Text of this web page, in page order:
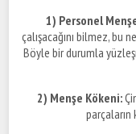
1) Personel
çalışacağını bilmez, bu
Böyle bir durumla
2) Menşe Kökeni:
parçaların